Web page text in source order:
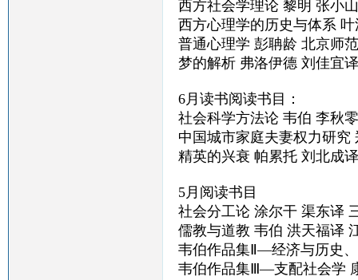
西方社会学理论 黎明 张小
西方心理学的历史与体系
普通心理学 彭聃龄 北京师
梦的解析 弗洛伊德 刘佳宜
6月读书阅读书目：
社会科学方法论 韦伯 李秋
中国城市家庭夫妻权力研究
精英的兴衰 帕累托 刘北成
5月阅读书目
社会分工论 涂尔干 渠东译
儒教与道教 韦伯 洪天福译
韦伯作品集Ⅱ—经济与历史
韦伯作品集Ⅲ—支配社会学